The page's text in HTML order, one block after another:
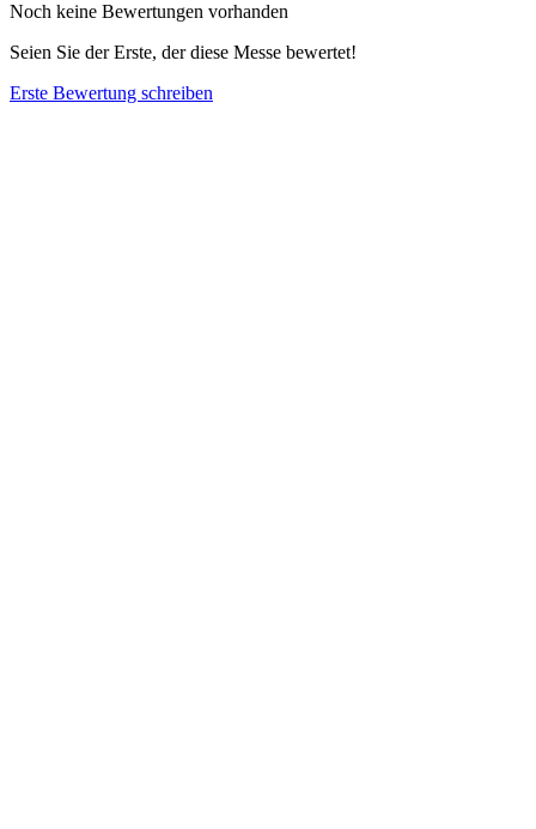
Noch keine Bewertungen vorhanden
Seien Sie der Erste, der diese Messe bewertet!
Erste Bewertung schreiben